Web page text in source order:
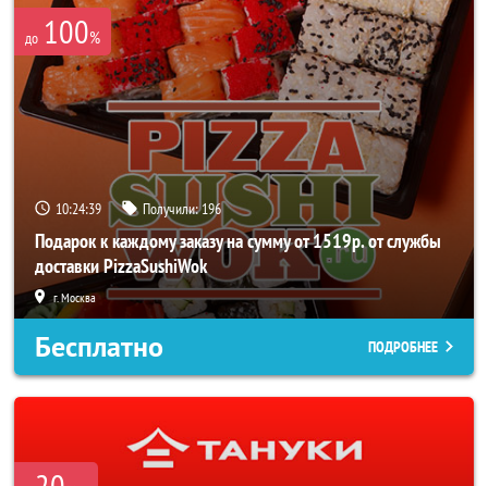
до 100%
10:24:39 Получили:196
Подарок к каждому заказу на сумму от 1519р. от службы
доставки PizzaSushiWok
г. Москва
Бесплатно ПОДРОБНЕЕ